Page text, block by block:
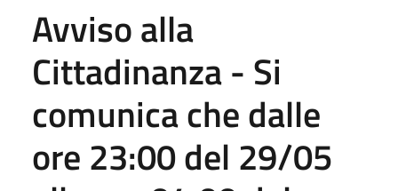
Avviso alla
Cittadinanza - Si
comunica che dalle
ore 23:00 del 29/05